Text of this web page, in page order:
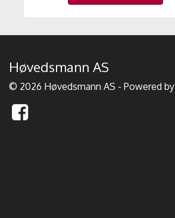
Høvedsmann AS
© 2026 Høvedsmann AS - Powered by